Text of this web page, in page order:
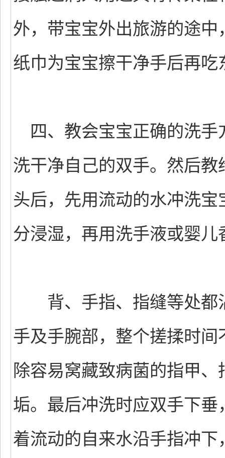
外，带宝宝外出旅游的途
纸巾为宝宝擦干净手后再吃
四、教会宝宝正确的洗手
洗干净自己的双手。然后
头后，先用流动的水冲洗
分浸湿，再用洗手液或婴
背、手指、指缝等处都
手及手腕部，整个搓揉时
除容易窝藏致病菌的指甲
垢。最后冲洗时应双手下
着流动的自来水沿手指冲